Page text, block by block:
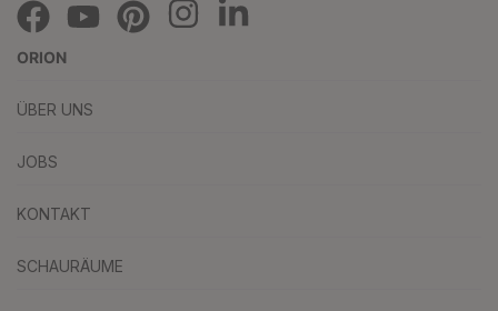
ORION
ÜBER UNS
JOBS
KONTAKT
SCHAURÄUME